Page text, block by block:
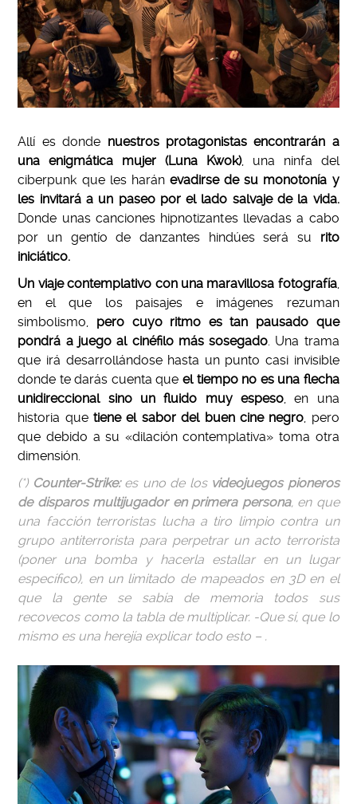
Allí es donde nuestros protagonistas encontrarán a
una enigmática mujer (Luna Kwok), una ninfa del
ciberpunk que les harán evadirse de su monotonía y
les invitará a un paseo por el lado salvaje de la vida.
Donde unas canciones hipnotizantes llevadas a cabo
por un gentío de danzantes hindúes será su rito
iniciático.
Un viaje contemplativo con una maravillosa fotografía,
en el que los paisajes e imágenes rezuman
simbolismo, pero cuyo ritmo es tan pausado que
pondrá a juego al cinéfilo más sosegado . Una trama
que irá desarrollándose hasta un punto casi invisible
donde te darás cuenta que el tiempo no es una flecha
unidireccional sino un fluido muy espeso, en una
historia quetiene el sabor del buen cine negro , pero
que debido a su «dilación contemplativa» toma otra
dimensión.
(*) Counter-Strike:es uno de los videojuegos pioneros
de disparos multijugador en primera persona, en que
una facción terroristas lucha a tiro limpio contra un
grupo antiterrorista para perpetrar un acto terrorista
(poner una bomba y hacerla estallar en un lugar
específico), en un limitado de mapeados en 3D en el
que la gente se sabía de memoria todos sus
recovecos como la tabla de multiplicar. -Que sí, que lo
mismo es una herejía explicar todo esto – .